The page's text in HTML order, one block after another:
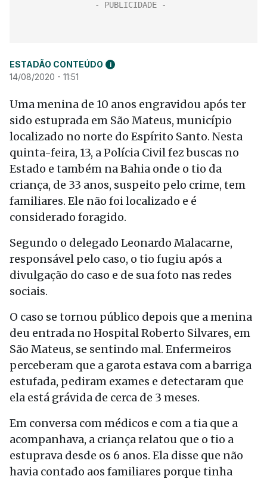
ESTADÃO CONTEÚDO i
14/08/2020 - 11:51
Uma menina de 10 anos engravidou após ter
sido estuprada em São Mateus, município
localizado no norte do Espírito Santo. Nesta
quinta-feira, 13, a Polícia Civil fez buscas no
Estado e também na Bahia onde o tio da
criança, de 33 anos, suspeito pelo crime, tem
familiares. Ele não foi localizado e é
considerado foragido.
Segundo o delegado Leonardo Malacarne,
responsável pelo caso, o tio fugiu após a
divulgação do caso e de sua foto nas redes
sociais.
O caso se tornou público depois que a menina
deu entrada no Hospital Roberto Silvares, em
São Mateus, se sentindo mal. Enfermeiros
perceberam que a garota estava com a barriga
estufada, pediram exames e detectaram que
ela está grávida de cerca de 3 meses.
Em conversa com médicos e com a tia que a
acompanhava, a criança relatou que o tio a
estuprava desde os 6 anos. Ela disse que não
havia contado aos familiares porque tinha